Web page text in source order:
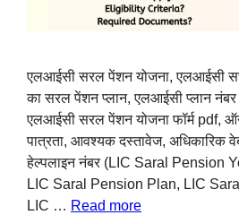
एलआईसी सरल पेंशन योजना, एलआईसी
का सरल पेंशन प्लान, एलआईसी प्लान
एलआईसी सरल पेंशन योजना फॉर्म pdf,
पात्रता, आवश्यक दस्तावेज,
हेल्पलाइन नंबर (LIC Saral Pension
LIC Saral Pension Plan, LIC
LIC … Read more